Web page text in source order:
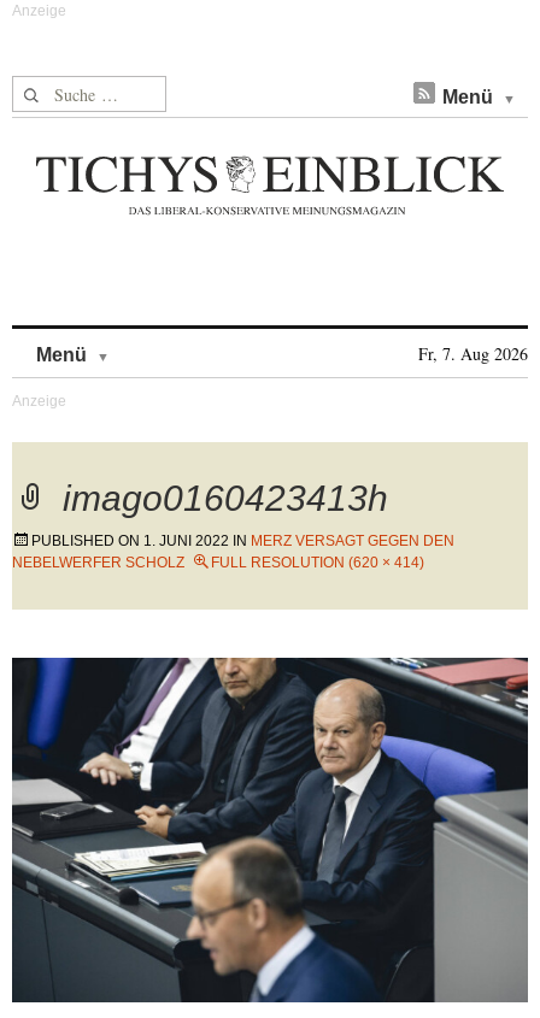
Suche nach: Menü
Menü Fr, 7. Aug 2026
imago0160423413h
PUBLISHED ON 1. JUNI 2022 IN MERZ VERSAGT GEGEN DEN
NEBELWERFER SCHOLZ
FULL RESOLUTION (620 × 414)